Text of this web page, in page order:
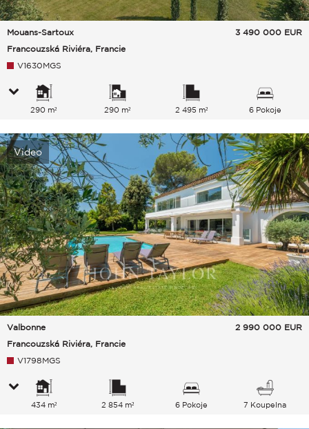
Mouans-Sartoux
Francouzská Riviéra, Francie
3 490 000 EUR
V1630MGS
290 m² 290 m² 2 495 m² 6 Pokoje
Video
Valbonne
Francouzská Riviéra, Francie
2 990 000 EUR
V1798MGS
434 m² 2 854 m² 6 Pokoje 7 Koupelna